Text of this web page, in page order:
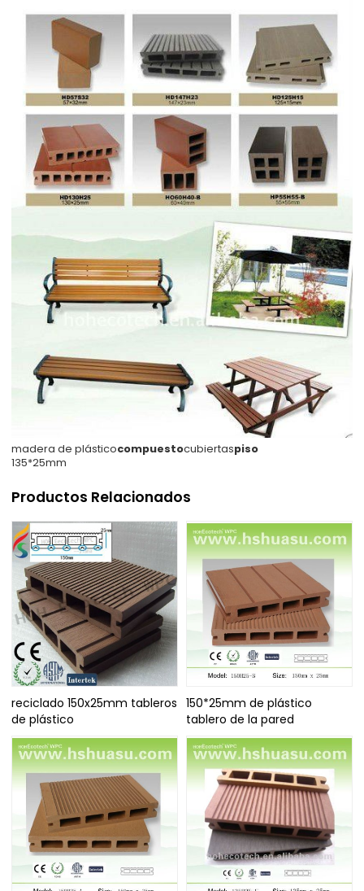
madera de plásticocompuestocubiertaspiso
135*25mm
Productos Relacionados
reciclado 150x25mm tableros
de plástico
150*25mm de plástico
tablero de la pared